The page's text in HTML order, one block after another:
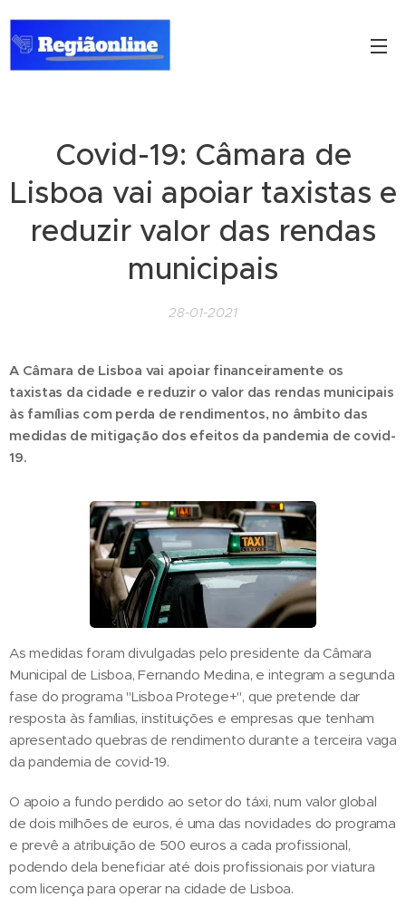
Covid-19: Câmara de
Lisboa vai apoiar taxistas e
reduzir valor das rendas
municipais
28-01-2021
A Câmara de Lisboa vai apoiar financeiramente os
taxistas da cidade e reduzir o valor das rendas municipais
às famílias com perda de rendimentos, no âmbito das
medidas de mitigação dos efeitos da pandemia de covid-
19.
As medidas foram divulgadas pelo presidente da Câmara
Municipal de Lisboa, Fernando Medina, e integram a segunda
fase do programa "Lisboa Protege+", que pretende dar
resposta às famílias, instituições e empresas que tenham
apresentado quebras de rendimento durante a terceira vaga
da pandemia de covid-19.
O apoio a fundo perdido ao setor do táxi, num valor global
de dois milhões de euros, é uma das novidades do programa
e prevê a atribuição de 500 euros a cada profissional,
podendo dela beneficiar até dois profissionais por viatura
com licença para operar na cidade de Lisboa.